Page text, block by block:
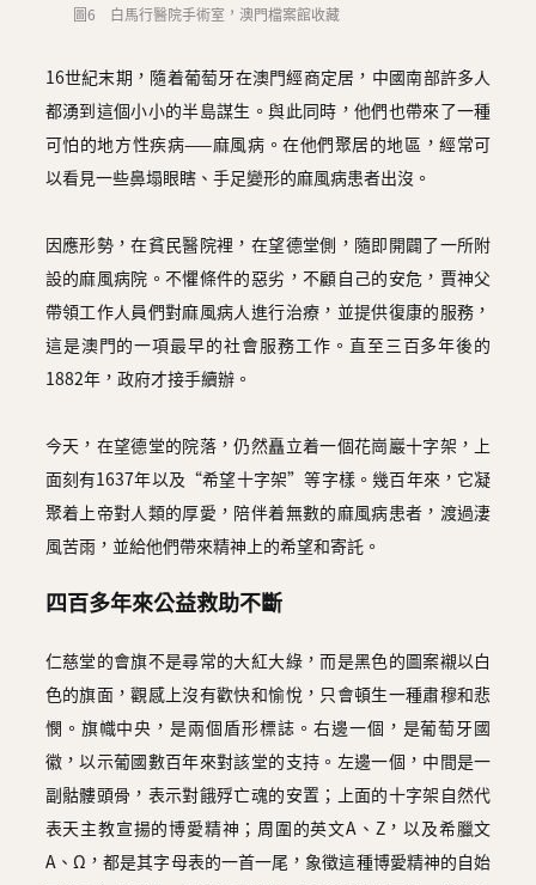
圖6 白馬行醫院手術室，澳門檔案館收藏
16世紀末期，隨着葡萄牙在澳門經商定居，中國南部許多人
都湧到這個小小的半島謀生。與此同時，他們也帶來了一種
可怕的地方性疾病——麻風病。在他們聚居的地區，經常可
以看見一些鼻塌眼瞎、手足變形的麻風病患者出沒。
因應形勢，在貧民醫院裡，在望德堂側，隨即開闢了一所附
設的麻風病院。不懼條件的惡劣，不顧自己的安危，賈神父
帶領工作人員們對麻風病人進行治療，並提供復康的服務，
這是澳門的一項最早的社會服務工作。直至三百多年後的
1882年，政府才接手續辦。
今天，在望德堂的院落，仍然矗立着一個花崗巖十字架，上
面刻有1637年以及“希望十字架”等字樣。幾百年來，它凝
聚着上帝對人類的厚愛，陪伴着無數的麻風病患者，渡過淒
風苦雨，並給他們帶來精神上的希望和寄託。
四百多年來公益救助不斷
仁慈堂的會旗不是尋常的大紅大綠，而是黑色的圖案襯以白
色的旗面，觀感上沒有歡快和愉悅，只會頓生一種肅穆和悲
憫。旗幟中央，是兩個盾形標誌。右邊一個，是葡萄牙國
徽，以示葡國數百年來對該堂的支持。左邊一個，中間是一
副骷髏頭骨，表示對餓殍亡魂的安置；上面的十字架自然代
表天主教宣揚的博愛精神；周圍的英文A、Z，以及希臘文
A、Ω，都是其字母表的一首一尾，象徵這種博愛精神的自始